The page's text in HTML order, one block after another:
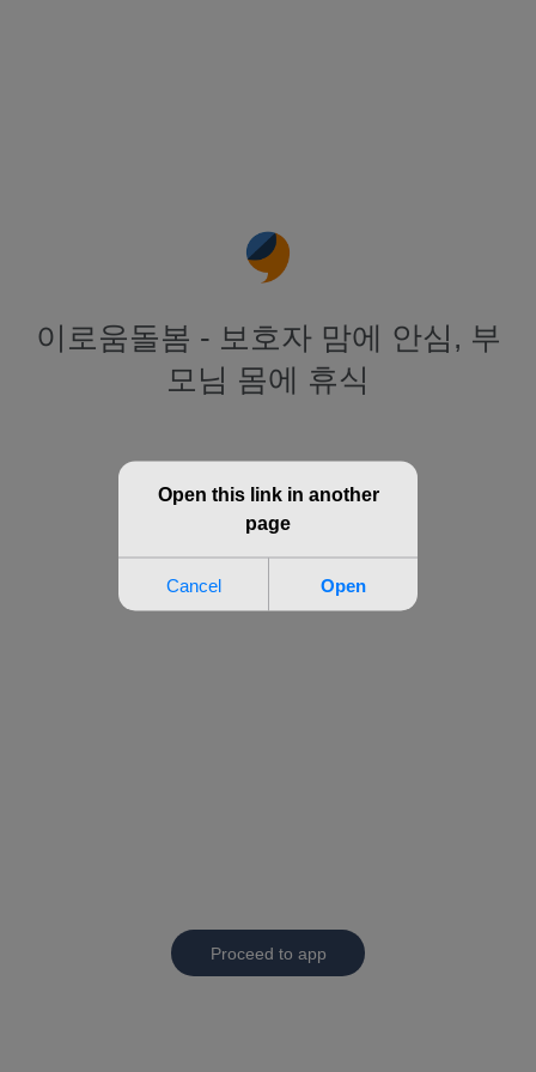
이로움돌봄 - 보호자 맘에 안심, 부
모님 몸에 휴식
Proceed to app